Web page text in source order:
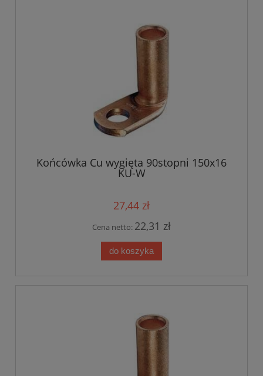
Końcówka Cu wygięta 90stopni 150x16
KU-W
27,44 zł
Cena netto: 22,31 zł
do koszyka